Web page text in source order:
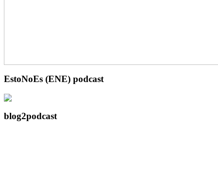
EstoNoEs (ENE) podcast
blog2podcast